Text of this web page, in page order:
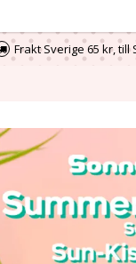
Frakt Sverige 65 kr, till